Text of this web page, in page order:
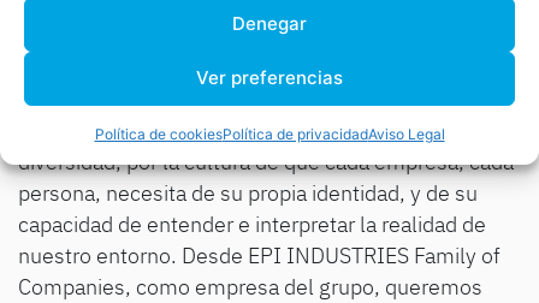
Denegar
Ver preferencias
Política de cookiesPolítica de privacidadAviso Legal
DIVERSIDAD
Family of Companies es una vocación por la
diversidad, por la cultura de que cada empresa, cada
persona, necesita de su propia identidad, y de su
capacidad de entender e interpretar la realidad de
nuestro entorno. Desde EPI INDUSTRIES Family of
Companies, como empresa del grupo, queremos